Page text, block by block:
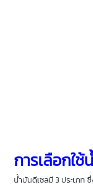
การเลือกใ
น้ำมันดีเซลมี 3 ประเภท